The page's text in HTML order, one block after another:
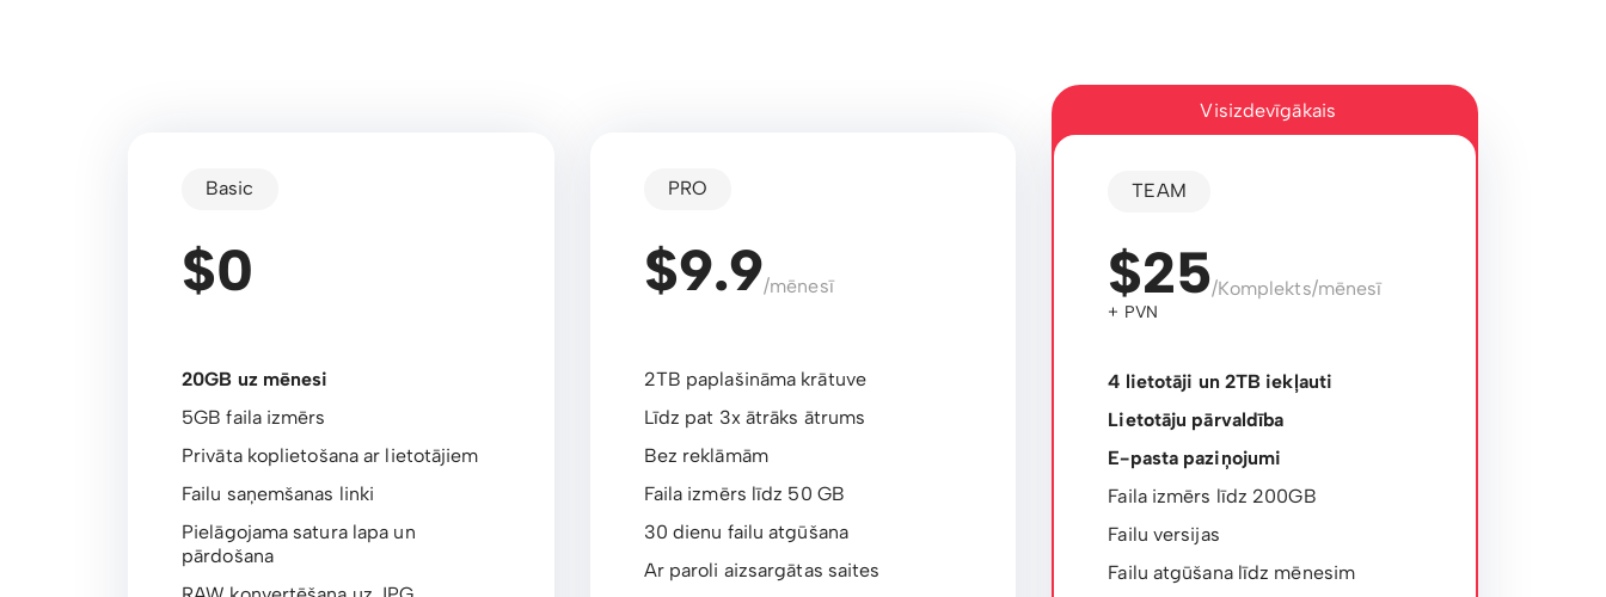
Basic
$0
20GB uz mēnesi
5GB faila izmērs
Privāta koplietošana ar lietotājiem
Failu saņemšanas linki
Pielāgojama satura lapa un
pārdošana
PRO
$9.9/mēnesī
2TB paplašināma krātuve
Līdz pat 3x ātrāks ātrums
Bez reklāmām
Faila izmērs līdz 50 GB
30 dienu failu atgūšana
Ar paroli aizsargātas saites
Visizdevīgākais
TEAM
$25/Komplekts/mēnesī
+ PVN
4 lietotāji un 2TB iekļauti
Lietotāju pārvaldība
E-pasta paziņojumi
Faila izmērs līdz 200GB
Failu versijas
Failu atgūšana līdz mēnesim